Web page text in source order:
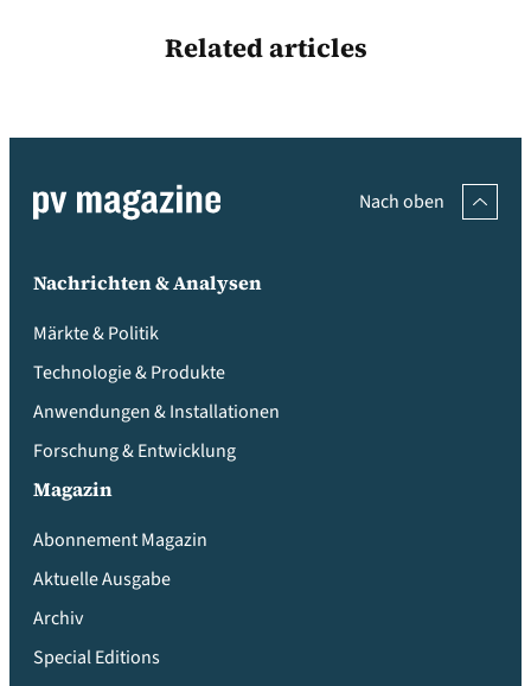
Related articles
Nach oben
Nachrichten & Analysen
Märkte & Politik
Technologie & Produkte
Anwendungen & Installationen
Forschung & Entwicklung
Magazin
Abonnement Magazin
Aktuelle Ausgabe
Archiv
Special Editions